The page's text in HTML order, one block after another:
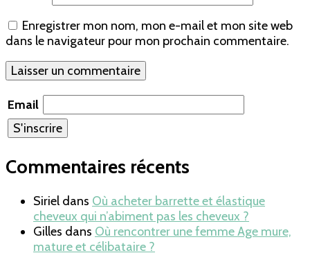
Enregistrer mon nom, mon e-mail et mon site web
dans le navigateur pour mon prochain commentaire.
Email
Commentaires récents
Siriel dans Où acheter barrette et élastique
cheveux qui n’abiment pas les cheveux ?
Gilles dans Où rencontrer une femme Age mure,
mature et célibataire ?